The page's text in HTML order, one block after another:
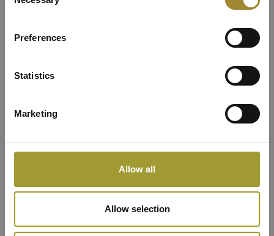
Preferences
Statistics
Marketing
Allow all
Allow selection
Budynku Resortu